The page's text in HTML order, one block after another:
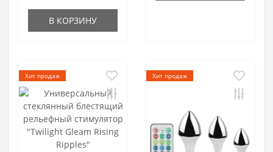
В КОРЗИНУ
Хит продаж Хит продаж